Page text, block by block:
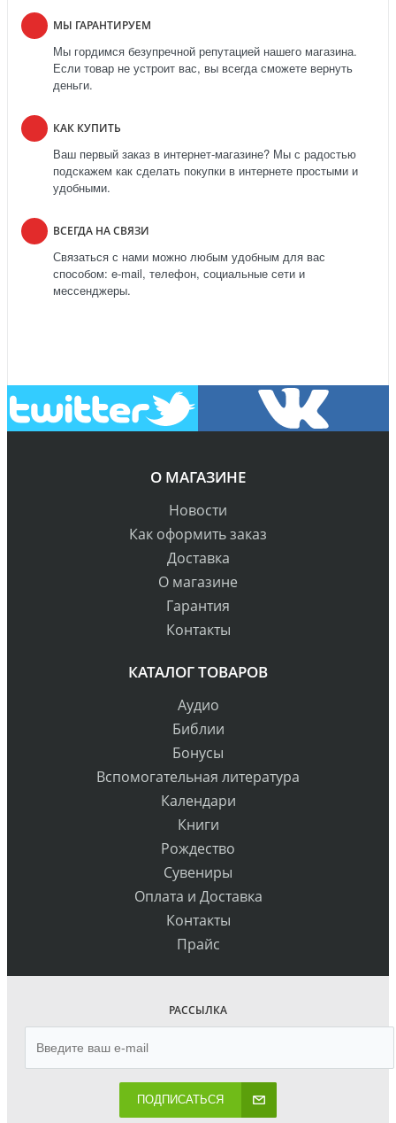
МЫ ГАРАНТИРУЕМ
Мы гордимся безупречной репутацией нашего магазина.
Если товар не устроит вас, вы всегда сможете вернуть
деньги.
КАК КУПИТЬ
Ваш первый заказ в интернет-магазине? Мы с радостью
подскажем как сделать покупки в интернете простыми и
удобными.
ВСЕГДА НА СВЯЗИ
Связаться с нами можно любым удобным для вас
способом: e-mail, телефон, социальные сети и
мессенджеры.
О МАГАЗИНЕ
Новости
Как оформить заказ
Доставка
О магазине
Гарантия
Контакты
КАТАЛОГ ТОВАРОВ
Аудио
Библии
Бонусы
Вспомогательная литература
Календари
Книги
Рождество
Сувениры
Оплата и Доставка
Контакты
Прайс
РАССЫЛКА
ПОДПИСАТЬСЯ